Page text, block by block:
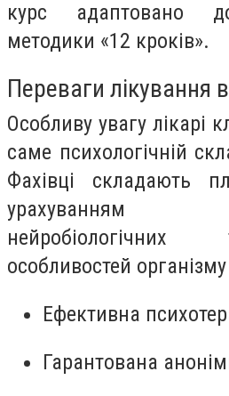
курс адаптовано
методики «12 кроків».
Переваги лікування
Особливу увагу лікарі
саме психологічній
Фахівці складають
урахуванням
особливостей
Ефективна
Гарантована